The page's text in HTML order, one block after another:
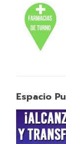
Espacio